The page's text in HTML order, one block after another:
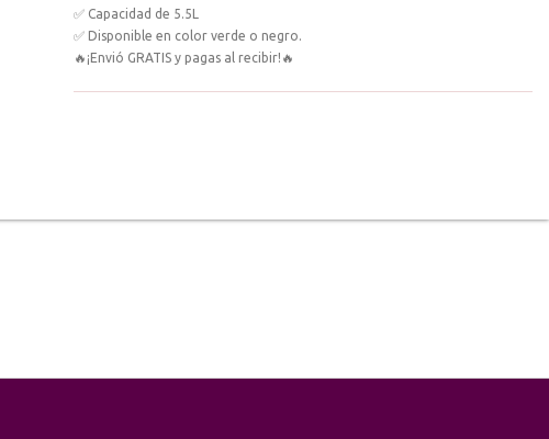
✅ Capacidad de 5.5L
✅ Disponible en color verde o negro.
🔥¡Envió GRATIS y pagas al recibir!🔥